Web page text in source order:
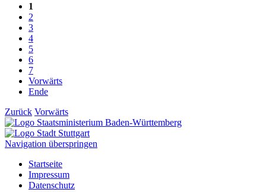
1
2
3
4
5
6
7
Vorwärts
Ende
Zurück Vorwärts
Navigation überspringen
Startseite
Impressum
Datenschutz